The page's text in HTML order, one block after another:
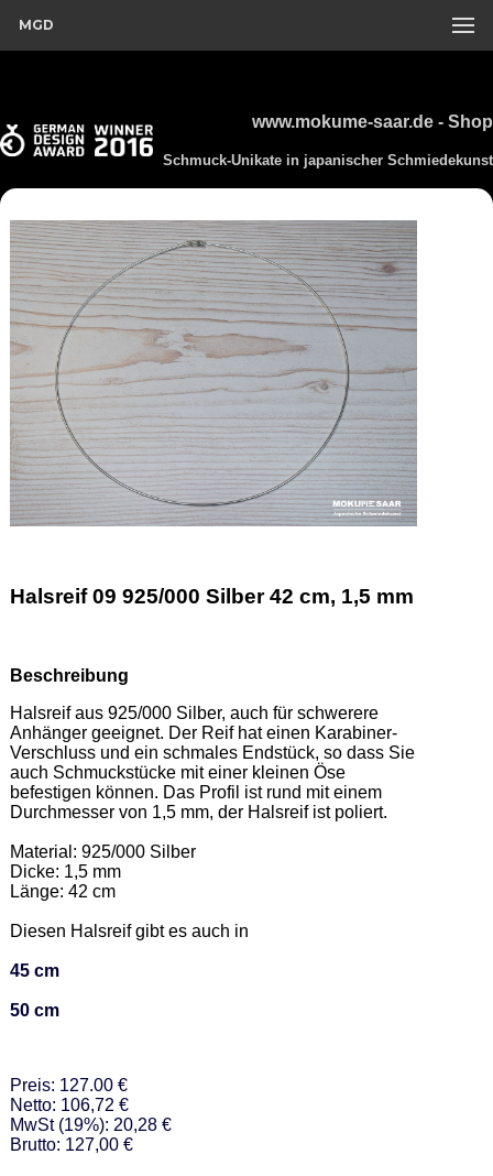
MGD
www.mokume-saar.de - Shop
Schmuck-Unikate in japanischer Schmiedekunst
Halsreif 09 925/000 Silber 42 cm, 1,5 mm
Beschreibung
Halsreif aus 925/000 Silber, auch für schwerere
Anhänger geeignet. Der Reif hat einen Karabiner-
Verschluss und ein schmales Endstück, so dass Sie
auch Schmuckstücke mit einer kleinen Öse
befestigen können. Das Profil ist rund mit einem
Durchmesser von 1,5 mm, der Halsreif ist poliert.
Material: 925/000 Silber
Dicke: 1,5 mm
Länge: 42 cm
Diesen Halsreif gibt es auch in
45 cm
50 cm
Preis: 127.00 €
Netto: 106,72 €
MwSt (19%): 20,28 €
Brutto: 127,00 €